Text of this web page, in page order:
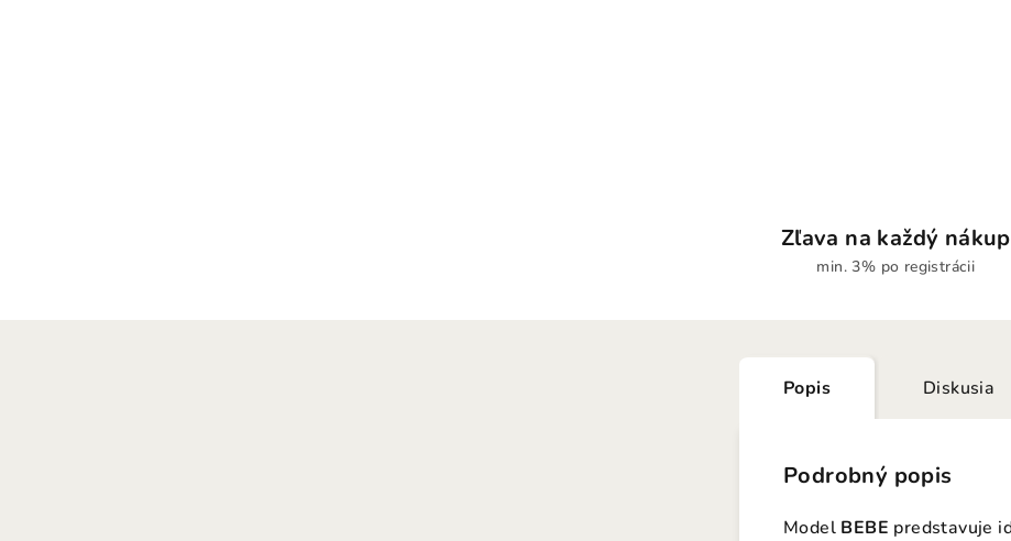
Zľava na každý nákup
min. 3% po registrácii
Popis Diskusia
Podrobný popis
Model BEBE predstavuje